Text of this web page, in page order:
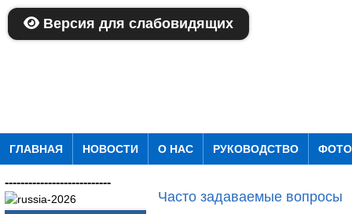
ГЛАВНАЯ НОВОСТИ О НАС РУКОВОДСТВО
---------------------------
Часто задаваемые вопросы
Версия для слабовидящих